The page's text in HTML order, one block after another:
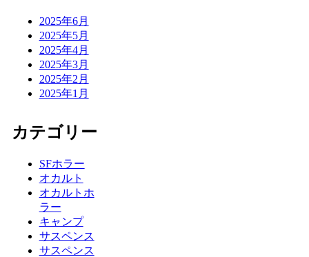
2025年6月
2025年5月
2025年4月
2025年3月
2025年2月
2025年1月
カテゴリー
SFホラー
オカルト
オカルトホ
ラー
キャンプ
サスペンス
サスペンス